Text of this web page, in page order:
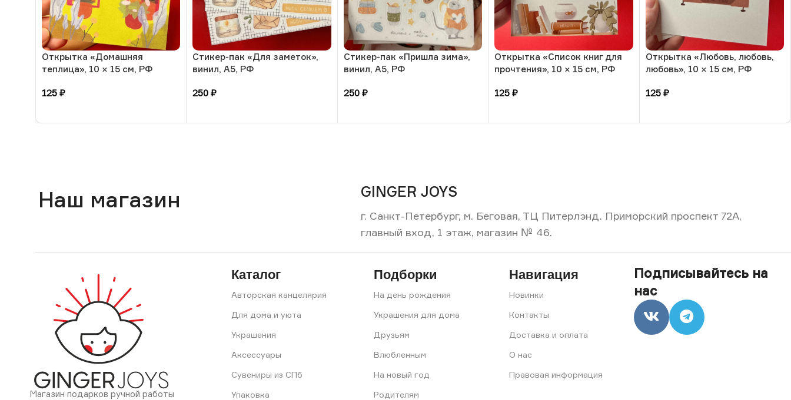
Открытка «Домашняя
теплица», 10 × 15 см, РФ
125 ₽
Стикер-пак «Для заметок»,
винил, А5, РФ
250₽
Стикер-пак «Пришла зима»,
винил, А5, РФ
250 ₽
Открытка «Список книг для
прочтения», 10 × 15 см, РФ
125₽
Открытка «Любовь, любовь,
любовь», 10 × 15 см, РФ
125 ₽
Наш магазин GINGER JOYS
г. Санкт-Петербург, м. Беговая, ТЦ Питерлэнд. Приморский проспект 72А,
главный вход, 1 этаж, магазин № 46.
Магазин подарков ручной работы
Каталог
Авторская канцелярия
Для дома и уюта
Украшения
Аксессуары
Сувениры из СПб
Упаковка
Подборки
На день рождения
Украшения для дома
Друзьям
Влюбленным
На новый год
Родителям
Навигация
Новинки
Контакты
Доставка и оплата
О нас
Правовая информация
Подписывайтесь на
нас